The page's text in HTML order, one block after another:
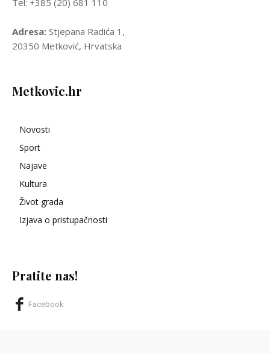
Tel: +385 (20) 681 110
Adresa: Stjepana Radića 1,
20350 Metković, Hrvatska
Metkovic.hr
Novosti
Sport
Najave
Kultura
Život grada
Izjava o pristupačnosti
Pratite nas!
Facebook